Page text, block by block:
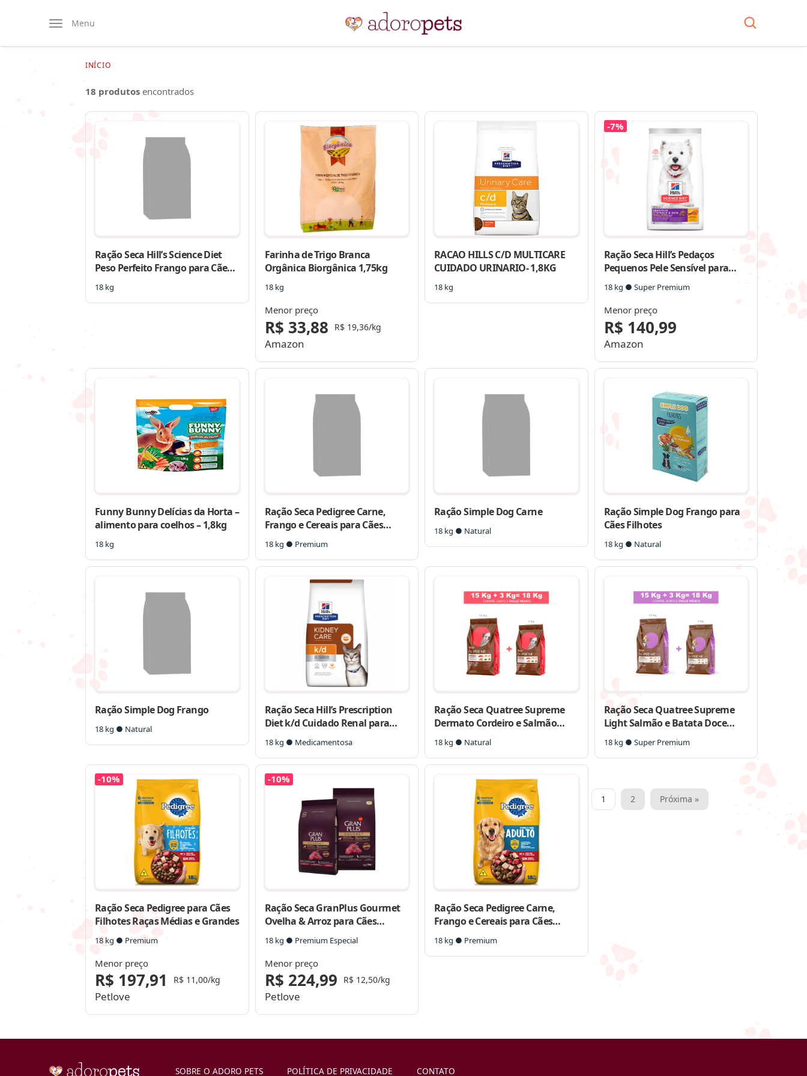
Menu
INÍCIO
18 produtos encontrados
Ração Seca Hill’s Science Diet
Peso Perfeito Frango para Cães
Adultos Porte Pequeno e Mini
18 kg
Farinha de Trigo Branca
Orgânica Biorgânica 1,75kg
18 kg
Menor preço
R$ 33,88 R$ 19,36/kg
Amazon
RACAO HILLS C/D MULTICARE
CUIDADO URINARIO- 1,8KG
18 kg
Ração Seca Hill’s Pedaços
Pequenos Pele Sensível para
Cães Adultos
18 kg ● Super Premium
Menor preço
R$ 140,99
-7%
Amazon
Funny Bunny Delícias da Horta –
alimento para coelhos – 1,8kg
18 kg
Ração Seca Pedigree Carne,
Frango e Cereais para Cães
Filhotes
18 kg ● Premium
Ração Simple Dog Carne
18 kg ● Natural
Ração Simple Dog Frango para
Cães Filhotes
18 kg ● Natural
Ração Simple Dog Frango
18 kg ● Natural
Ração Seca Hill’s Prescription
Diet k/d Cuidado Renal para
Gatos Adultos
18 kg ● Medicamentosa
Ração Seca Quatree Supreme
Dermato Cordeiro e Salmão
Cães Adultos
18 kg ● Natural
Ração Seca Quatree Supreme
Light Salmão e Batata Doce
Cães Adultos Todas as Raças
18 kg ● Super Premium
Ração Seca Pedigree para Cães
Filhotes Raças Médias e Grandes
18 kg ● Premium
Menor preço
R$ 197,91 R$ 11,00/kg
-10%
Petlove
Ração Seca GranPlus Gourmet
Ovelha & Arroz para Cães
Adultos Raças Médias e Grandes
18 kg ● Premium Especial
Menor preço
R$ 224,99 R$ 12,50/kg
-10%
Petlove
Ração Seca Pedigree Carne,
Frango e Cereais para Cães
Adultos Raças Médias e Grandes
18 kg ● Premium
Paginação
1 2 Próxima »
SOBRE O ADORO PETS POLÍTICA DE PRIVACIDADE CONTATO